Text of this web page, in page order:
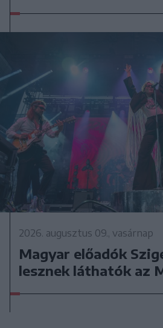
2026. augusztus 09., vasárnap
Magyar előadók
lesznek láthatók az